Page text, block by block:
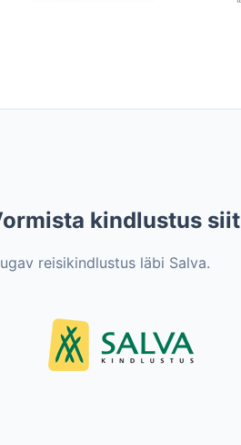
kindlustus siit
reisikindlustus läbi Salva.